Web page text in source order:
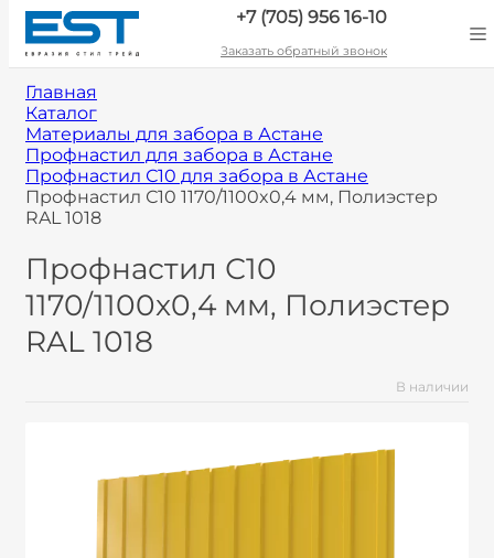
+7 (705) 956 16-10
Заказать обратный звонок
Главная
Каталог
Материалы для забора в Астане
Профнастил для забора в Астане
Профнастил С10 для забора в Астане
Профнастил С10 1170/1100x0,4 мм, Полиэстер
RAL 1018
Профнастил С10
1170/1100x0,4 мм, Полиэстер
RAL 1018
В наличии